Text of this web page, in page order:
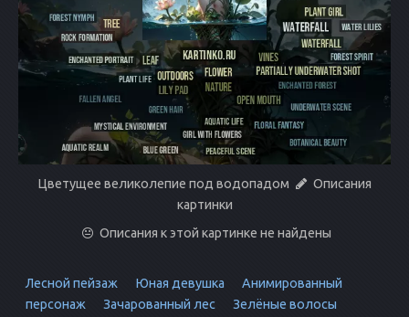
Цветущее великолепие под водопадом
Описания
картинки
Описания к этой картинке не найдены
Лесной пейзаж Юная девушка
Анимированный
персонаж
Зачарованный лес
Зелёные волосы